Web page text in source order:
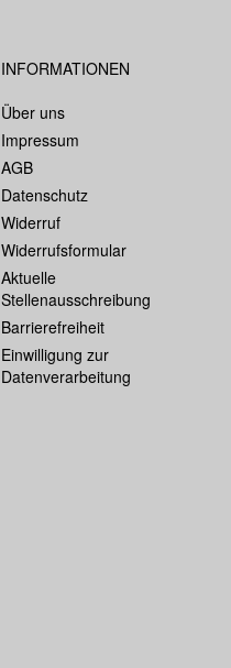
INFORMATIONEN
Über uns
Impressum
AGB
Datenschutz
Widerruf
Widerrufsformular
Aktuelle
Stellenausschreibung
Barrierefreiheit
Einwilligung zur
Datenverarbeitung